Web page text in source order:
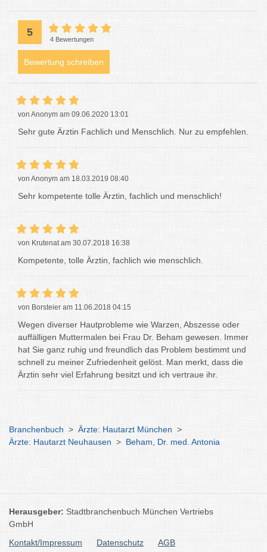
5
4 Bewertungen
Bewertung schreiben
von Anonym am 09.06.2020 13:01
Sehr gute Ärztin Fachlich und Menschlich. Nur zu empfehlen.
von Anonym am 18.03.2019 08:40
Sehr kompetente tolle Ärztin, fachlich und menschlich!
von Krutenat am 30.07.2018 16:38
Kompetente, tolle Ärztin, fachlich wie menschlich.
von Borsteier am 11.06.2018 04:15
Wegen diverser Hautprobleme wie Warzen, Abszesse oder
auffälligen Muttermalen bei Frau Dr. Beham gewesen. Immer
hat Sie ganz ruhig und freundlich das Problem bestimmt und
schnell zu meiner Zufriedenheit gelöst. Man merkt, dass die
Ärztin sehr viel Erfahrung besitzt und ich vertraue ihr.
Branchenbuch > Ärzte: Hautarzt München >
Ärzte: Hautarzt Neuhausen > Beham, Dr. med. Antonia
Herausgeber: Stadtbranchenbuch München Vertriebs
GmbH
Kontakt/Impressum
Datenschutz
AGB